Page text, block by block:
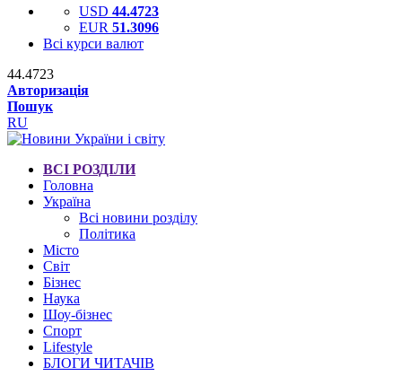
USD 44.4723
EUR 51.3096
Всі курси валют
44.4723
Авторизація
Пошук
RU
ВСІ РОЗДІЛИ
Головна
Україна
Всі новини розділу
Політика
Місто
Світ
Бізнес
Наука
Шоу-бізнес
Спорт
Lifestyle
БЛОГИ ЧИТАЧІВ